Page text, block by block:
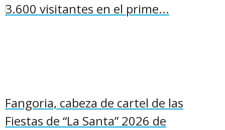
3.600 visitantes en el prime...
Fangoria, cabeza de cartel de las
Fiestas de “La Santa” 2026 de